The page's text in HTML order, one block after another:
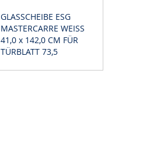
GLASSCHEIBE ESG
MASTERCARRE WEISS
41,0 x 142,0 CM FÜR
TÜRBLATT 73,5